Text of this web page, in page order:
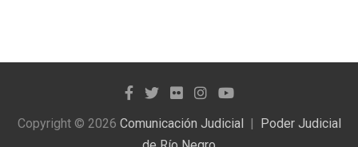
Copyright © 2026 Comunicación Judicial
Poder Judicial